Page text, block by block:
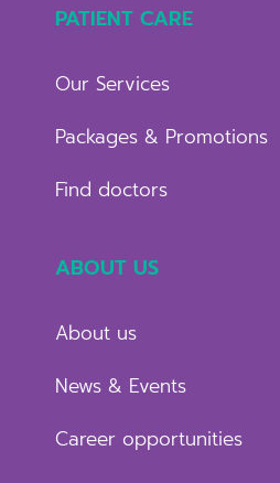
PATIENT CARE
Our Services
Packages & Promotions
Find doctors
ABOUT US
About us
News & Events
Career opportunities